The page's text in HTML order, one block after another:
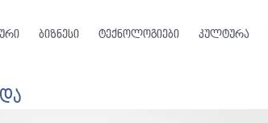
ბიზნესი ტექნოლოგიები კულტურა